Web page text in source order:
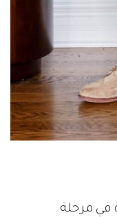
في مرحلة